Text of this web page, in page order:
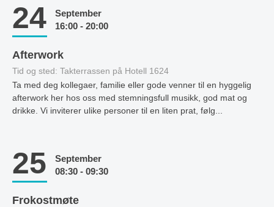
24
September
16:00 - 20:00
Afterwork
Tid og sted: Takterrassen på Hotell 1624
Ta med deg kollegaer, familie eller gode venner til en hyggelig
afterwork her hos oss med stemningsfull musikk, god mat og
drikke. Vi inviterer ulike personer til en liten prat, følg...
25
September
08:30 - 09:30
Frokostmøte